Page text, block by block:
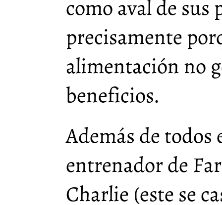
como aval de sus
precisamente
alimentación no
beneficios.
Además de todos
entrenador de
Charlie (este se